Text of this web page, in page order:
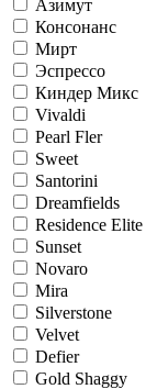
Азимут
Консонанс
Мирт
Эспрессо
Киндер Микс
Vivaldi
Pearl Fler
Sweet
Santorini
Dreamfields
Residence Elite
Sunset
Novaro
Mira
Silverstone
Velvet
Defier
Gold Shaggy